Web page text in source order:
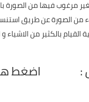
مرغوب فيها من الصورة
من الصورة عن طريق
القيام بالكثير من
: اضغط